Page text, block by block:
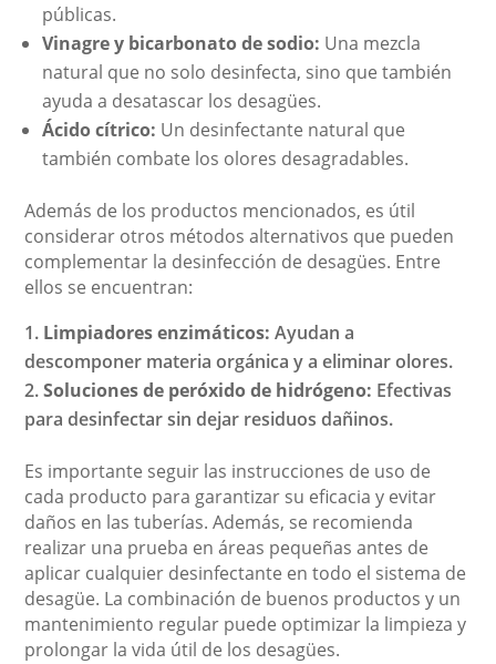
públicas.
Vinagre y bicarbonato de sodio: Una mezcla
natural que no solo desinfecta, sino que también
ayuda a desatascar los desagües.
Ácido cítrico: Un desinfectante natural que
también combate los olores desagradables.
Además de los productos mencionados, es útil
considerar otros métodos alternativos que pueden
complementar la desinfección de desagües. Entre
ellos se encuentran:
Limpiadores enzimáticos: Ayudan a
descomponer materia orgánica y a eliminar olores.
Soluciones de peróxido de hidrógeno: Efectivas
para desinfectar sin dejar residuos dañinos.
Es importante seguir las instrucciones de uso de
cada producto para garantizar su eficacia y evitar
daños en las tuberías. Además, se recomienda
realizar una prueba en áreas pequeñas antes de
aplicar cualquier desinfectante en todo el sistema de
desagüe. La combinación de buenos productos y un
mantenimiento regular puede optimizar la limpieza y
prolongar la vida útil de los desagües.